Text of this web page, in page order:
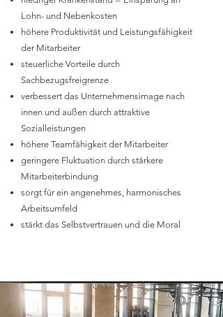
Lohn- und Nebenkosten
höhere Produktivität und Leistungsfähigkeit
der Mitarbeiter
steuerliche Vorteile durch
Sachbezugsfreigrenze
verbessert das Unternehmensimage nach
innen und außen durch attraktive
Sozialleistungen
höhere Teamfähigkeit der Mitarbeiter
geringere Fluktuation durch stärkere
Mitarbeiterbindung
sorgt für ein angenehmes, harmonisches
Arbeitsumfeld
stärkt das Selbstvertrauen und die Moral